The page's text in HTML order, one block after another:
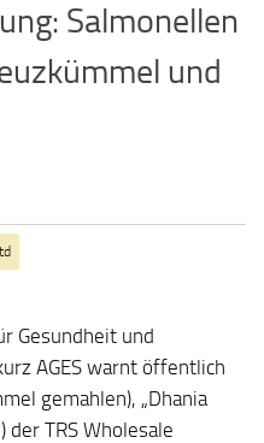
Salmonellen
und
Gesundheit und
AGES warnt öffentlich
gemahlen), „Dhania
der TRS Wholesale